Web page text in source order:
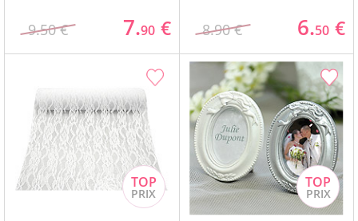
9.50 € 7.90 € 8.90 € 6.50 €